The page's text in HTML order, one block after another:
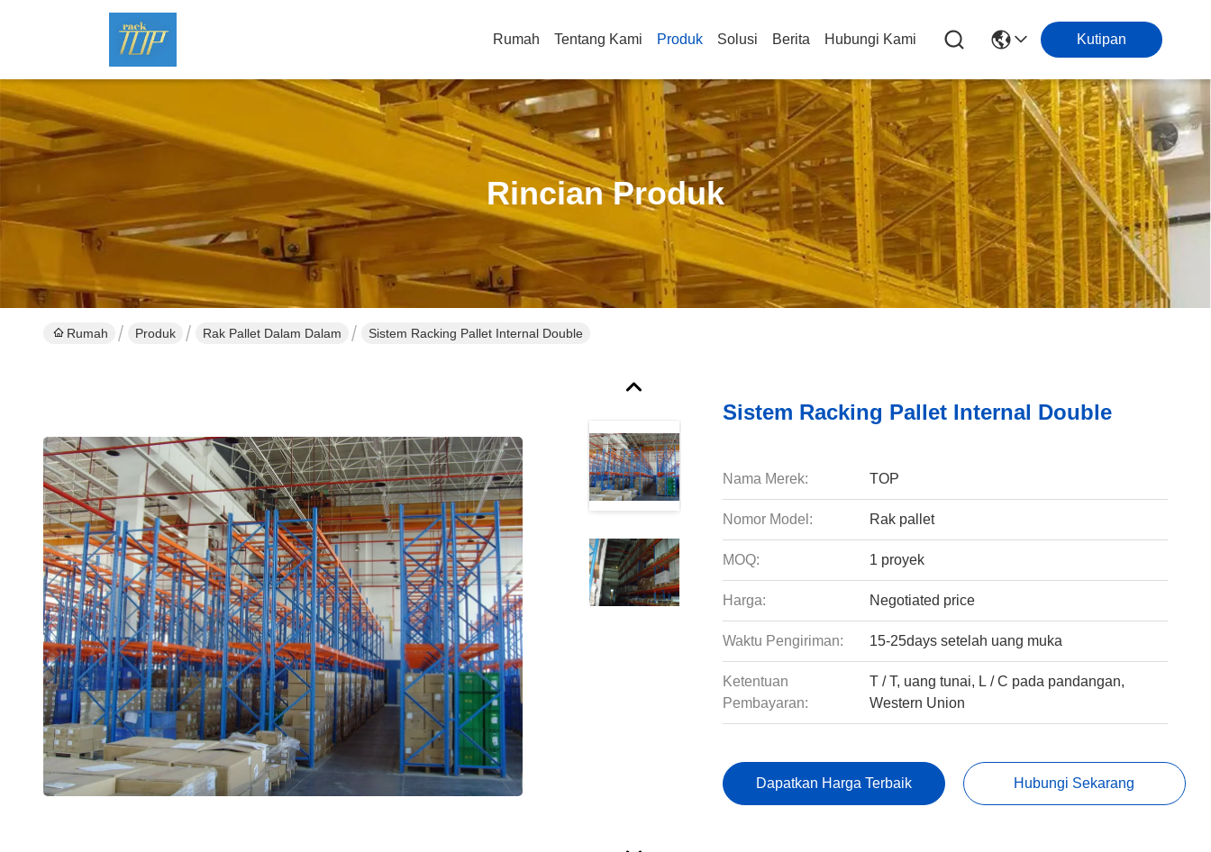
Rumah Tentang Kami Produk Solusi Berita Hubungi Kami Kutipan
Rincian Produk
Rumah Produk Rak Pallet Dalam Dalam Sistem Racking Pallet Internal Double
Sistem Racking Pallet Internal Double
Nama Merek: TOP
Nomor Model: Rak pallet
MOQ: 1 proyek
Harga: Negotiated price
Waktu Pengiriman: 15-25days setelah uang muka
Ketentuan
Pembayaran:
T / T, uang tunai, L / C pada pandangan,
Western Union
Dapatkan Harga Terbaik Hubungi Sekarang